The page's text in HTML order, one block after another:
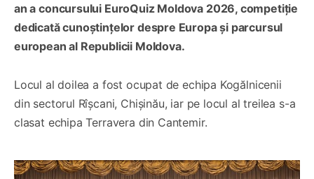
an a concursului EuroQuiz Moldova 2026, competiție
dedicată cunoștințelor despre Europa și parcursul
european al Republicii Moldova.
Locul al doilea a fost ocupat de echipa Kogălnicenii
din sectorul Rîșcani, Chișinău, iar pe locul al treilea s-a
clasat echipa Terravera din Cantemir.